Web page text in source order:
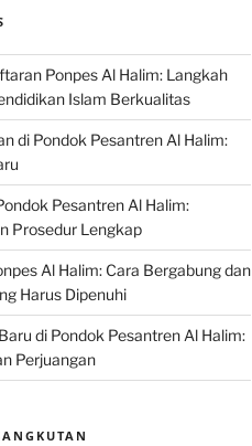
Ponpes Al Halim: Langkah
Islam Berkualitas
di Pondok Pesantren Al Halim:
Pesantren Al Halim:
Prosedur Lengkap
Al Halim: Cara Bergabung dan
Harus Dipenuhi
di Pondok Pesantren Al Halim:
Perjuangan